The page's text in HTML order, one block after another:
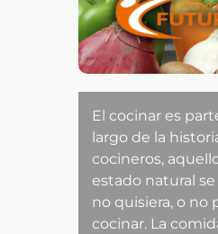
El cocinar es
largo de la
cocineros,
estado natural
no quisiera, o no
cocinar. La